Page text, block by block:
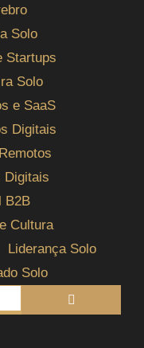
Solo
Startups
Solo
e SaaS
Digitais
Digitais
B2B
Cultura
Liderança Solo
Solo